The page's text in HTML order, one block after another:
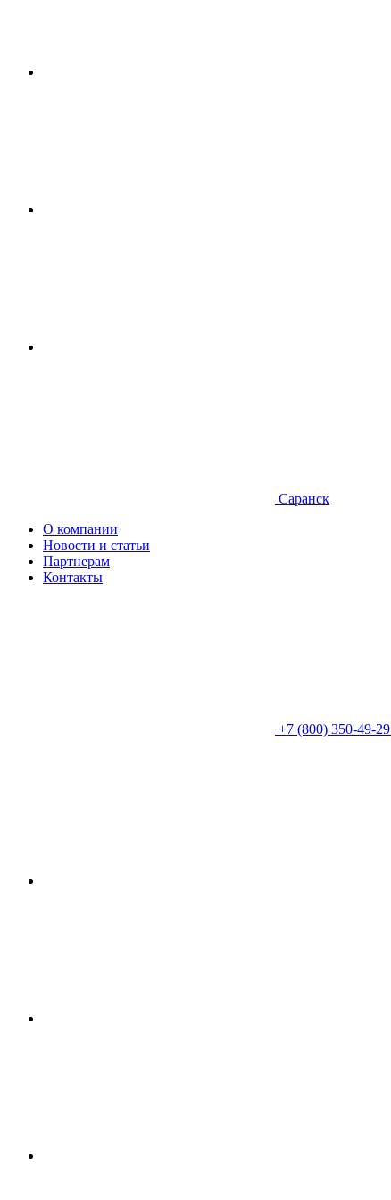
Саранск
О компании
Новости и статьи
Партнерам
Контакты
+7 (800) 350-49-29